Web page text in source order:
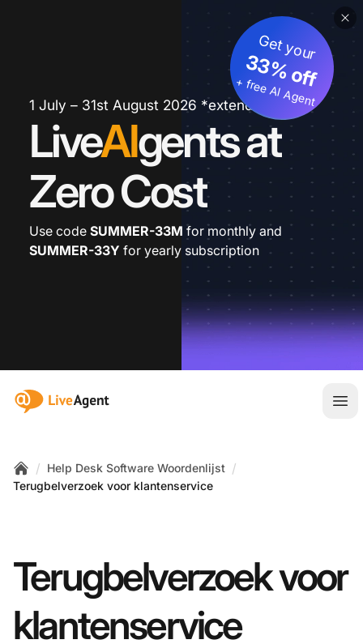
1 July – 31st August 2026 *extended
LiveAIgents at
Zero Cost
Get your
33% off
+ free AI Agent
Use code SUMMER-33M for monthly and
SUMMER-33Y for yearly subscription
:site.title
Home
/ Help Desk Software Woordenlijst /
Terugbelverzoek voor klantenservice
Terugbelverzoek voor
klantenservice